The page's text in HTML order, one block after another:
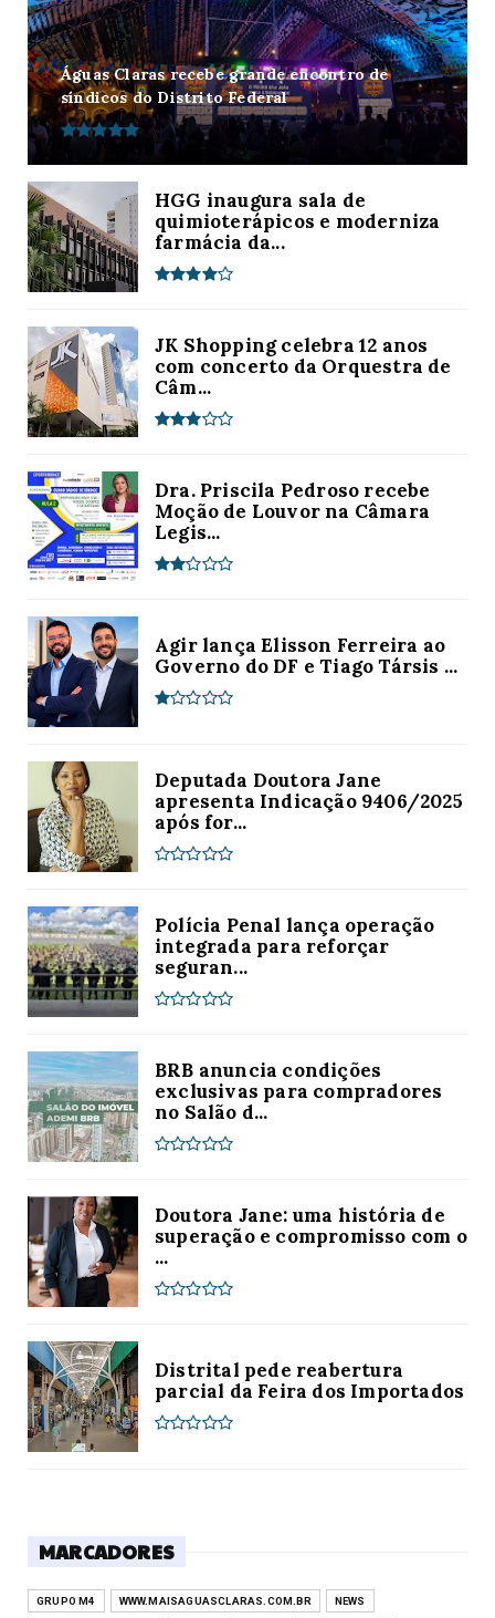
Águas Claras recebe grande encontro de
síndicos do Distrito Federal
HGG inaugura sala de
quimioterápicos e moderniza
farmácia da...
JK Shopping celebra 12 anos
com concerto da Orquestra de
Câm...
Dra. Priscila Pedroso recebe
Moção de Louvor na Câmara
Legis...
Agir lança Elisson Ferreira ao
Governo do DF e Tiago Társis ...
Deputada Doutora Jane
apresenta Indicação 9406/2025
após for...
Polícia Penal lança operação
integrada para reforçar
seguran...
BRB anuncia condições
exclusivas para compradores
no Salão d...
Doutora Jane: uma história de
superação e compromisso com o
...
Distrital pede reabertura
parcial da Feira dos Importados
MARCADORES
GRUPO M4 WWW.MAISAGUASCLARAS.COM.BR NEWS